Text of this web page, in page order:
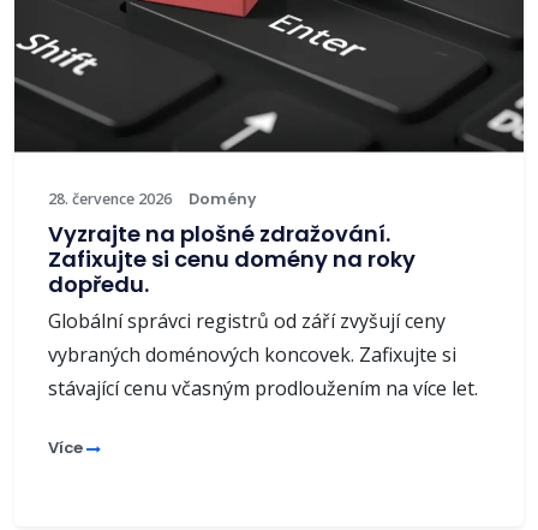
28. července 2026 Domény
Vyzrajte na plošné zdražování.
Zafixujte si cenu domény na roky
dopředu.
Globální správci registrů od září zvyšují ceny
vybraných doménových koncovek. Zafixujte si
stávající cenu včasným prodloužením na více let.
Více